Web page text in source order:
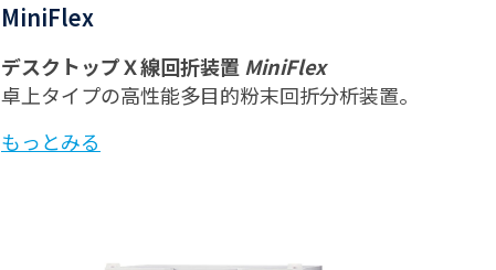
MiniFlex
デスクトップＸ線回折装置MiniFlex
卓上タイプの高性能多目的粉末回折分析装置。
もっとみる